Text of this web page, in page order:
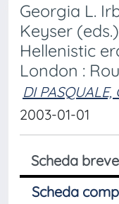
Georgia L.
Keyser
Hellenistic
London :
DI PASQUALE,
2003-01-01
Scheda breve
Scheda